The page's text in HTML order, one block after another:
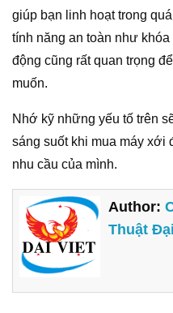
giúp bạn linh hoạt trong
tính năng an toàn như
động cũng rất quan trọng
muốn.
Nhớ kỹ những yếu tố trên
sáng suốt khi mua máy xới
nhu cầu của mình.
Author:
Thuật